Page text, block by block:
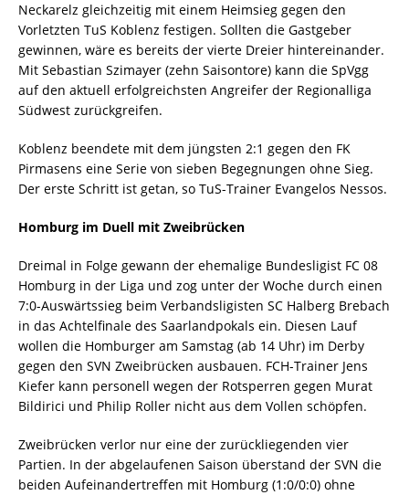
Neckarelz gleichzeitig mit einem Heimsieg gegen den
Vorletzten TuS Koblenz festigen. Sollten die Gastgeber
gewinnen, wäre es bereits der vierte Dreier hintereinander.
Mit Sebastian Szimayer (zehn Saisontore) kann die SpVgg
auf den aktuell erfolgreichsten Angreifer der Regionalliga
Südwest zurückgreifen.
Koblenz beendete mit dem jüngsten 2:1 gegen den FK
Pirmasens eine Serie von sieben Begegnungen ohne Sieg.
Der erste Schritt ist getan, so TuS-Trainer Evangelos Nessos.
Homburg im Duell mit Zweibrücken
Dreimal in Folge gewann der ehemalige Bundesligist FC 08
Homburg in der Liga und zog unter der Woche durch einen
7:0-Auswärtssieg beim Verbandsligisten SC Halberg Brebach
in das Achtelfinale des Saarlandpokals ein. Diesen Lauf
wollen die Homburger am Samstag (ab 14 Uhr) im Derby
gegen den SVN Zweibrücken ausbauen. FCH-Trainer Jens
Kiefer kann personell wegen der Rotsperren gegen Murat
Bildirici und Philip Roller nicht aus dem Vollen schöpfen.
Zweibrücken verlor nur eine der zurückliegenden vier
Partien. In der abgelaufenen Saison überstand der SVN die
beiden Aufeinandertreffen mit Homburg (1:0/0:0) ohne